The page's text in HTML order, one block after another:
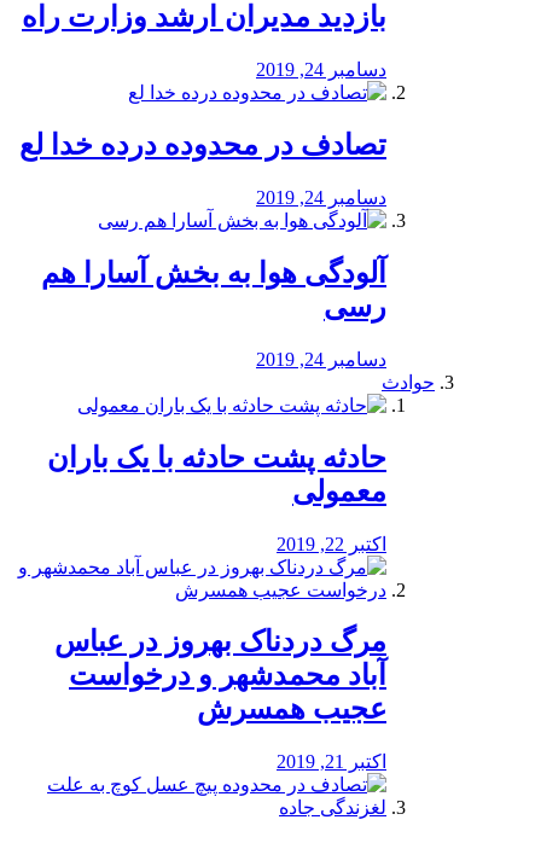
بازدید مدیران ارشد وزارت راه
دسامبر 24, 2019
تصادف در محدوده درده خدا لع
دسامبر 24, 2019
آلودگی هوا به بخش آسارا هم
رسی
دسامبر 24, 2019
حوادث
️حادثه پشت حادثه با یک باران
معمولی
اکتبر 22, 2019
مرگ دردناک بهروز در عباس
آباد محمدشهر و درخواست
عجیب همسرش
اکتبر 21, 2019